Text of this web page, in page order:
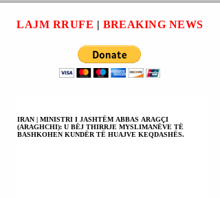
NË TENTATIVË ME
ARMË ZJARRI.
LAJM RRUFE | BREAKING NEWS
IRAN | MINISTRI I JASHTËM ABBAS ARAGÇI
(ARAGHCHI): U BËJ THIRRJE MYSLIMANËVE TË
BASHKOHEN KUNDËR TË HUAJVE KEQDASHËS.